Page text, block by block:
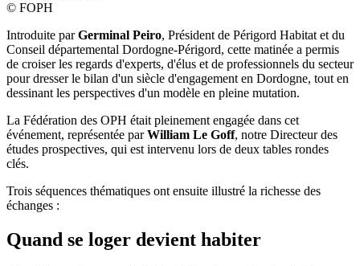
© FOPH
Introduite parGerminal Peiro, Président de Périgord Habitat et du
Conseil départemental Dordogne-Périgord, cette matinée a permis
de croiser les regards d'experts, d'élus et de professionnels du secteur
pour dresser le bilan d'un siècle d'engagement en Dordogne, tout en
dessinant les perspectives d'un modèle en pleine mutation.
La Fédération des OPH était pleinement engagée dans cet
événement, représentée parWilliam Le Goff, notre Directeur des
études prospectives, qui est intervenu lors de deux tables rondes
clés.
Trois séquences thématiques ont ensuite illustré la richesse des
échanges :
Quand se loger devient habiter